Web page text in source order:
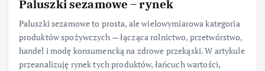
Paluszki sezamowe – rynek
Paluszki sezamowe to prosta, ale wielowymiarowa kategoria
produktów spożywczych — łącząca rolnictwo, przetwórstwo,
handel i modę konsumencką na zdrowe przekąski. W artykule
przeanalizuję rynek tych produktów, łańcuch wartości,